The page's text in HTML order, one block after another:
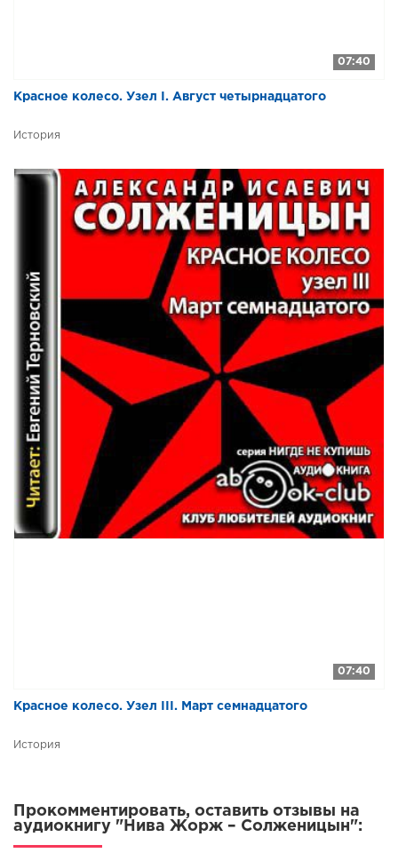
07:40
​​Красное колесо. Узел I. Август четырнадцатого
История
07:40
​​Красное колесо. Узел III. Март семнадцатого
История
Прокомментировать, оставить отзывы на
аудиокнигу "Нива Жорж – Солженицын":